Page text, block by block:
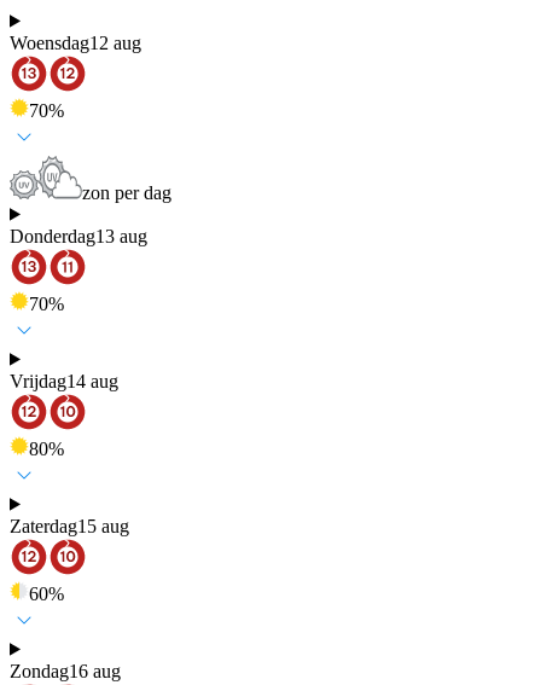
Woensdag12 aug
70%
zon per dag
Donderdag13 aug
70%
Vrijdag14 aug
80%
Zaterdag15 aug
60%
Zondag16 aug